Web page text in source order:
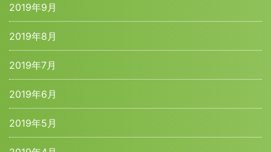
2019年9月
2019年8月
2019年7月
2019年6月
2019年5月